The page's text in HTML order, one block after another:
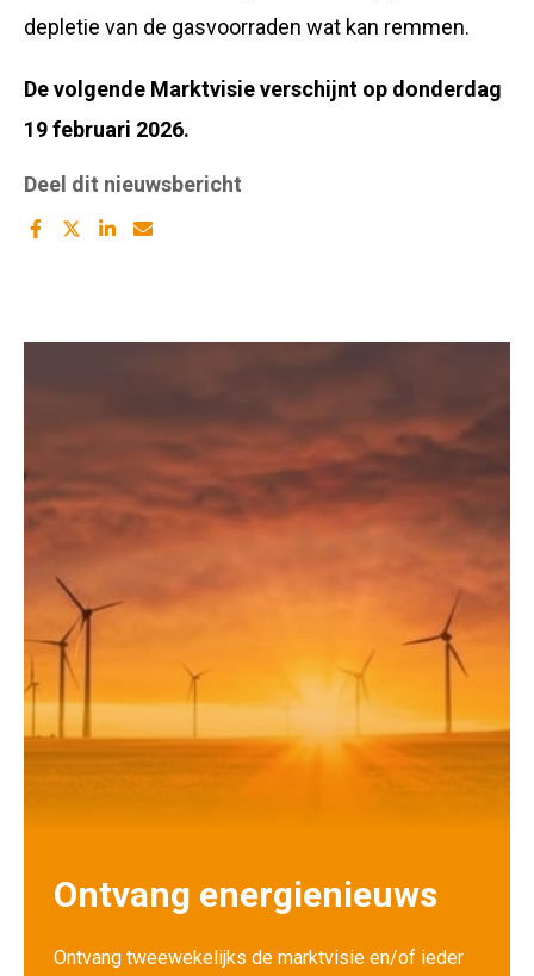
depletie van de gasvoorraden wat kan remmen.
De volgende Marktvisie verschijnt op donderdag
19 februari 2026.
Deel dit nieuwsbericht
Deel
Deel Deel
Ontvang energienieuws
Ontvang tweewekelijks de marktvisie en/of ieder